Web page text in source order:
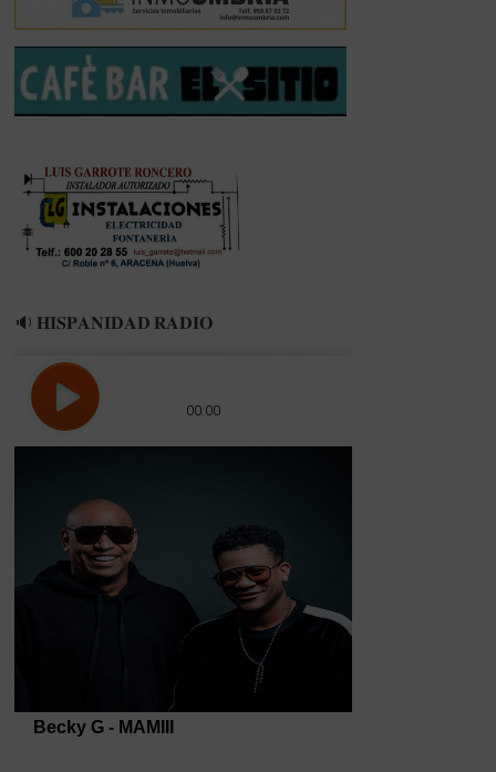
AGENDA
DE
DANI
ALEJO
🔉 𝐇𝐈𝐒𝐏𝐀𝐍𝐈𝐃𝐀𝐃 𝐑𝐀𝐃𝐈𝐎